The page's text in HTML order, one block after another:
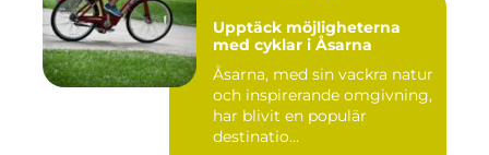
Upptäck möjligheterna
med cyklar i Åsarna
Åsarna, med sin vackra natur
och inspirerande omgivning,
har blivit en populär
destinatio...